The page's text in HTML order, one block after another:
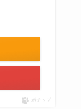
ポチップ